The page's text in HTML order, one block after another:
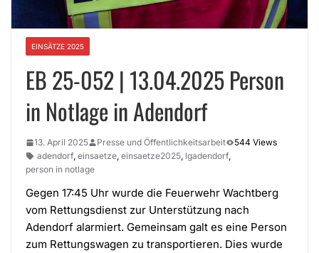
EINSÄTZE 2025
EB 25-052 | 13.04.2025 Person
in Notlage in Adendorf
13. April 2025 Presse und Öffentlichkeitsarbeit
544 Views
adendorf, einsaetze, einsaetze2025, lgadendorf,
person in notlage
Gegen 17:45 Uhr wurde die Feuerwehr Wachtberg
vom Rettungsdienst zur Unterstützung nach
Adendorf alarmiert. Gemeinsam galt es eine Person
zum Rettungswagen zu transportieren. Dies wurde